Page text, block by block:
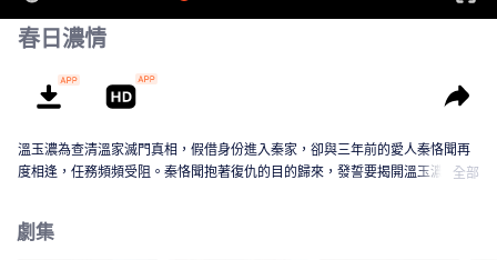
春日濃情
溫玉濃為查清溫家滅門真相，假借身份進入秦家，卻與三年前的愛人秦恪聞再
度相逢，任務頻頻受阻。秦恪聞抱著復仇的目的歸來，發誓要揭開溫玉濃愛情
全部
劇集